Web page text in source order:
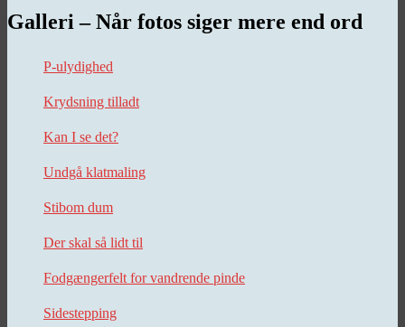
Galleri – Når fotos siger mere end ord
P-ulydighed
Krydsning tilladt
Kan I se det?
Undgå klatmaling
Stibom dum
Der skal så lidt til
Fodgængerfelt for vandrende pinde
Sidestepping